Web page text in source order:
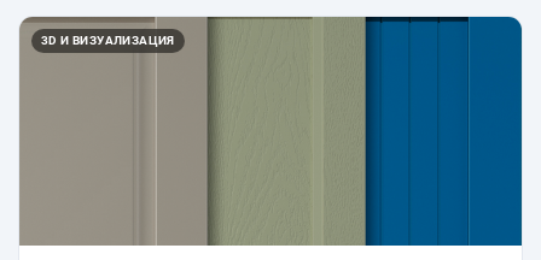
3D И ВИЗУАЛИЗАЦИЯ